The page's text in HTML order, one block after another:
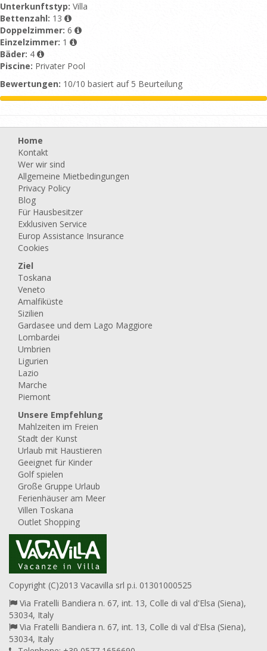
Unterkunftstyp: Villa
Bettenzahl: 13
Doppelzimmer: 6
Einzelzimmer: 1
Bäder: 4
Piscine: Privater Pool
Bewertungen: 10/10 basiert auf 5 Beurteilung
Home
Kontakt
Wer wir sind
Allgemeine Mietbedingungen
Privacy Policy
Blog
Für Hausbesitzer
Exklusiven Service
Europ Assistance Insurance
Cookies
Ziel
Toskana
Veneto
Amalfiküste
Sizilien
Gardasee und dem Lago Maggiore
Lombardei
Umbrien
Ligurien
Lazio
Marche
Piemont
Unsere Empfehlung
Mahlzeiten im Freien
Stadt der Kunst
Urlaub mit Haustieren
Geeignet für Kinder
Golf spielen
Große Gruppe Urlaub
Ferienhäuser am Meer
Villen Toskana
Outlet Shopping
Copyright (C)2013 Vacavilla srl p.i. 01301000525
Via Fratelli Bandiera n. 67, int. 13, Colle di val d'Elsa (Siena),
53034, Italy
Via Fratelli Bandiera n. 67, int. 13, Colle di val d'Elsa (Siena),
53034, Italy